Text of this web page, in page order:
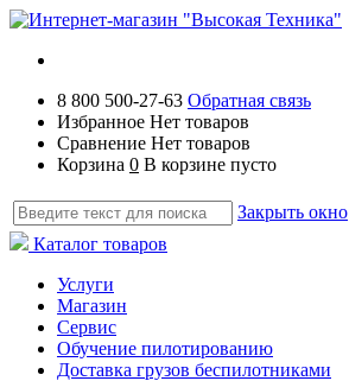
8 800 500-27-63 Обратная связь
Избранное Нет товаров
Сравнение Нет товаров
Корзина 0 В корзине пусто
Закрыть окно
Каталог товаров
Услуги
Магазин
Сервис
Обучение пилотированию
Доставка грузов беспилотниками